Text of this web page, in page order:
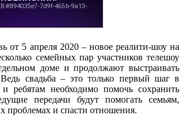
от 5 апреля 2020 – новое реалити-шоу на
семейных пар участников телешоу
доме и продолжают выстраивать
свадьба – это только первый шаг в
ребятам необходимо помочь сохранить
передачи будут помогать семьям,
проблемах и спасти отношения.